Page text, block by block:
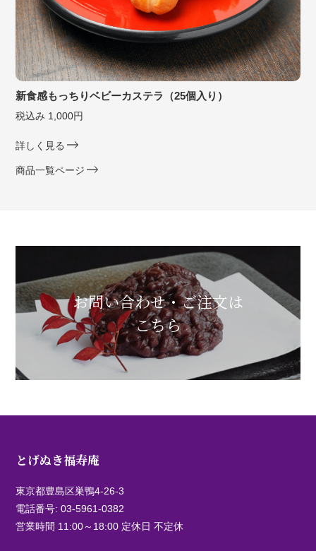
新食感もっちりベビーカステラ（25個入り）
税込み 1,000円
詳しく見る
商品一覧ページ
お問い合わせ・ご注文は
こちら
とげぬき福寿庵
東京都豊島区巣鴨4-26-3
電話番号:03-5961-0382
営業時間 11:00～18:00 定休日 不定休